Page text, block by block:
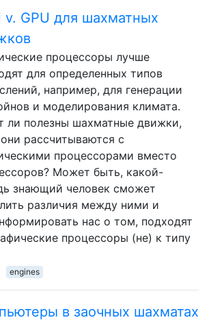
v. GPU для шахматных
процессоры лучше
для определенных типов
например, для генерации
и моделирования климата.
ли полезны шахматные движки,
рассчитываются с
процессорами вместо
Может быть, какой-
знающий человек сможет
различия между ними и
нас о том, подходят
процессоры (не) к типу
engines
в заочных шахматах